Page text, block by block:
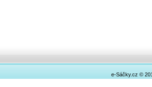
e-Sáčky.cz ©